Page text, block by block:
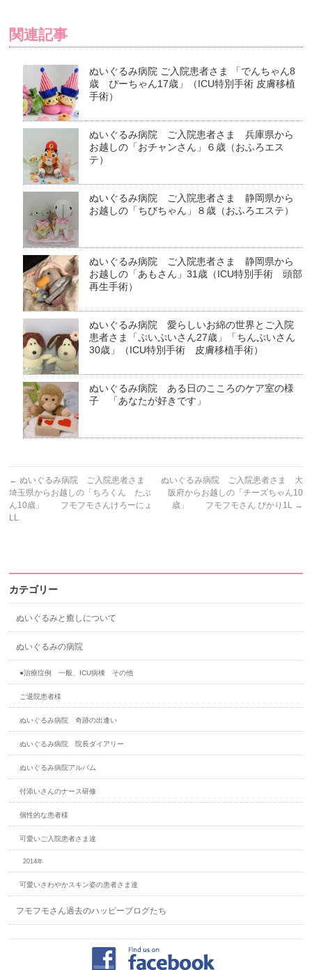
関連記事
ぬいぐるみ病院 ご入院患者さま 「でんちゃん8
歳 ぴーちゃん17歳」（ICU特別手術 皮膚移植
手術）
ぬいぐるみ病院 ご入院患者さま 兵庫県から
お越しの「おチャンさん」６歳（おふろエス
テ）
ぬいぐるみ病院 ご入院患者さま 静岡県から
お越しの「ちびちゃん」８歳（おふろエステ）
ぬいぐるみ病院 ご入院患者さま 静岡県から
お越しの「あもさん」31歳（ICU特別手術 頭部
再生手術）
ぬいぐるみ病院 愛らしいお綿の世界とご入院
患者さま「ぷいぷいさん27歳」「ちんぷいさん
30歳」（ICU特別手術 皮膚移植手術）
ぬいぐるみ病院 ある日のこころのケア室の様
子 「あなたが好きです」
← ぬいぐるみ病院 ご入院患者さま
埼玉県からお越しの「ちろくん たぶ
ん10歳」 フモフモさんけろーにょ
LL
ぬいぐるみ病院 ご入院患者さま 大
阪府からお越しの「チーズちゃん10
歳」 フモフモさん ぴかり1L →
カテゴリー
ぬいぐるみと癒しについて
ぬいぐるみの病院
●治療症例 一般、ICU病棟 その他
ご退院患者様
ぬいぐるみ病院 奇跡の出逢い
ぬいぐるみ病院 院長ダイアリー
ぬいぐるみ病院アルバム
付添いさんのナース研修
個性的な患者様
可愛いご入院患者さま達
2014年
可愛いさわやかスキン姿の患者さま達
フモフモさん過去のハッピーブログたち